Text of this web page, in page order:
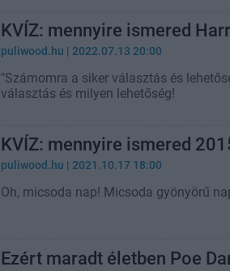
KVÍZ: mennyire ismered
puliwood.hu | 2022.07.13 20:00
"Számomra a siker választás és
választás és milyen lehetőség!
KVÍZ: mennyire ismered
puliwood.hu | 2021.10.17 18:00
Oh, micsoda nap! Micsoda gyönyörű
Ezért maradt életben Poe